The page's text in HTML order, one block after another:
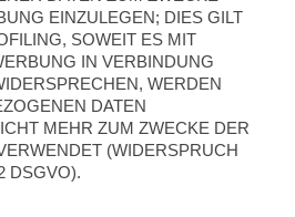
EINZULEGEN; DIES GILT
SOWEIT ES MIT
IN VERBINDUNG
WERDEN
DATEN
MEHR ZUM ZWECKE DER
(WIDERSPRUCH
DSGVO).